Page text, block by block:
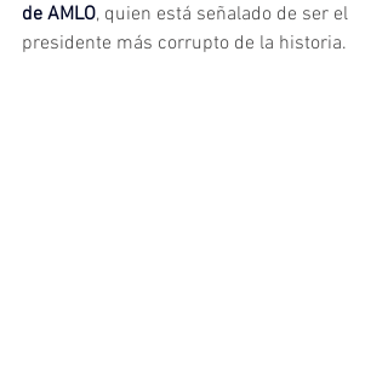
de AMLO, quien está señalado de ser el
presidente más corrupto de la historia.